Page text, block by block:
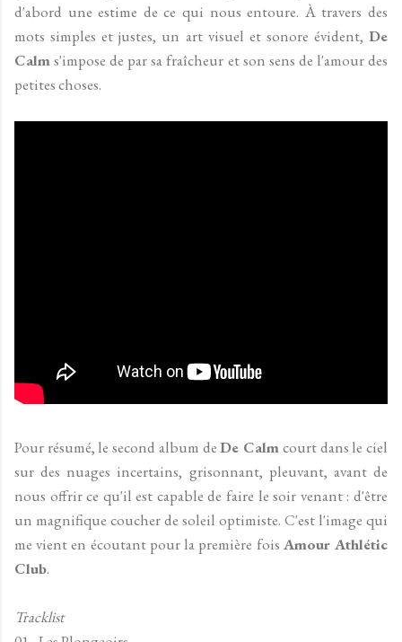
d'abord une estime de ce qui nous entoure. À travers des
mots simples et justes, un art visuel et sonore évident, De
Calms'impose de par sa fraîcheur et son sens de l'amour des
petites choses.
Pour résumé, le second album deDe Calmcourt dans le ciel
sur des nuages incertains, grisonnant, pleuvant, avant de
nous offrir ce qu'il est capable de faire le soir venant : d'être
un magnifique coucher de soleil optimiste. C'est l'image qui
me vient en écoutant pour la première fois Amour Athlétic
Club.
Tracklist